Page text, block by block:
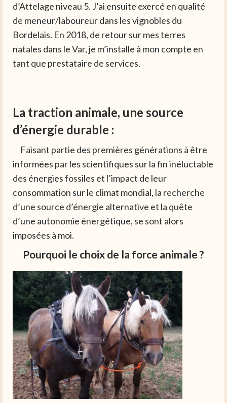
d’Attelage niveau 5. J’ai ensuite exercé en qualité
de meneur/laboureur dans les vignobles du
Bordelais. En 2018, de retour sur mes terres
natales dans le Var, je m’installe à mon compte en
tant que prestataire de services.
La traction animale, une source
d’énergie durable :
Faisant partie des premières générations à être
informées par les scientifiques sur la fin inéluctable
des énergies fossiles et l’impact de leur
consommation sur le climat mondial, la recherche
d’une source d’énergie alternative et la quête
d’une autonomie énergétique, se sont alors
imposées à moi.
Pourquoi le choix de la force animale ?